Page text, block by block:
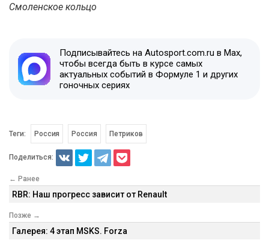
Смоленское кольцо
Подписывайтесь на Autosport.com.ru в Max,
чтобы всегда быть в курсе самых
актуальных событий в Формуле 1 и других
гоночных сериях
Теги: Россия Россия Петриков
Поделиться:
← Ранее
RBR: Наш прогресс зависит от Renault
Позже →
Галерея: 4 этап MSKS. Forza